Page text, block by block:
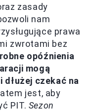
zasady
nam
prawa
zwrotami bez
opóźnienia
mogą
dłużej czekać na
jest, aby
PIT. Sezon